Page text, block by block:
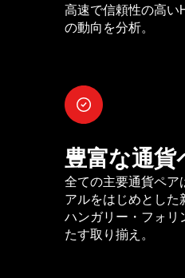
高速で信頼性の高い
の動向を分析。
豊富な通
全ての主要通貨ペア
アルをはじめとした
ハンガリー・フォリ
たす取り揃え。